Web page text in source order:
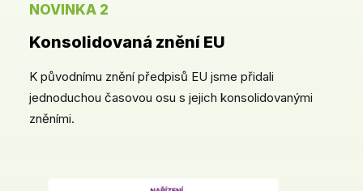
NOVINKA 2
Konsolidovaná znění EU
K původnímu znění předpisů EU jsme přidali
jednoduchou časovou osu s jejich konsolidovanými
zněními.